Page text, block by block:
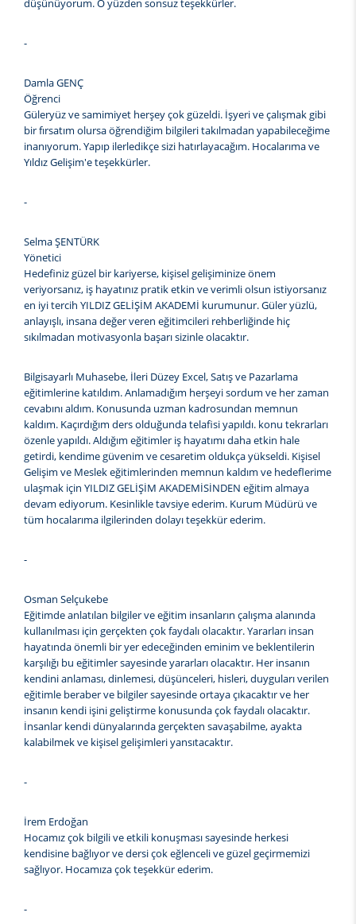
düşünüyorum. O yüzden sonsuz teşekkürler.
-
Damla GENÇ
Öğrenci
Güleryüz ve samimiyet herşey çok güzeldi. İşyeri ve çalışmak gibi
bir fırsatım olursa öğrendiğim bilgileri takılmadan yapabileceğime
inanıyorum. Yapıp ilerledikçe sizi hatırlayacağım. Hocalarıma ve
Yıldız Gelişim'e teşekkürler.
-
Selma ŞENTÜRK
Yönetici
Hedefiniz güzel bir kariyerse, kişisel gelişiminize önem
veriyorsanız, iş hayatınız pratik etkin ve verimli olsun istiyorsanız
en iyi tercih YILDIZ GELİŞİM AKADEMİ kurumunur. Güler yüzlü,
anlayışlı, insana değer veren eğitimcileri rehberliğinde hiç
sıkılmadan motivasyonla başarı sizinle olacaktır.
Bilgisayarlı Muhasebe, İleri Düzey Excel, Satış ve Pazarlama
eğitimlerine katıldım. Anlamadığım herşeyi sordum ve her zaman
cevabını aldım. Konusunda uzman kadrosundan memnun
kaldım. Kaçırdığım ders olduğunda telafisi yapıldı. konu tekrarları
özenle yapıldı. Aldığım eğitimler iş hayatımı daha etkin hale
getirdi, kendime güvenim ve cesaretim oldukça yükseldi. Kişisel
Gelişim ve Meslek eğitimlerinden memnun kaldım ve hedeflerime
ulaşmak için YILDIZ GELİŞİM AKADEMİSİNDEN eğitim almaya
devam ediyorum. Kesinlikle tavsiye ederim. Kurum Müdürü ve
tüm hocalarıma ilgilerinden dolayı teşekkür ederim.
-
Osman Selçukebe
Eğitimde anlatılan bilgiler ve eğitim insanların çalışma alanında
kullanılması için gerçekten çok faydalı olacaktır. Yararları insan
hayatında önemli bir yer edeceğinden eminim ve beklentilerin
karşılığı bu eğitimler sayesinde yararları olacaktır. Her insanın
kendini anlaması, dinlemesi, düşünceleri, hisleri, duyguları verilen
eğitimle beraber ve bilgiler sayesinde ortaya çıkacaktır ve her
insanın kendi işini geliştirme konusunda çok faydalı olacaktır.
İnsanlar kendi dünyalarında gerçekten savaşabilme, ayakta
kalabilmek ve kişisel gelişimleri yansıtacaktır.
-
İrem Erdoğan
Hocamız çok bilgili ve etkili konuşması sayesinde herkesi
kendisine bağlıyor ve dersi çok eğlenceli ve güzel geçirmemizi
sağlıyor. Hocamıza çok teşekkür ederim.
-